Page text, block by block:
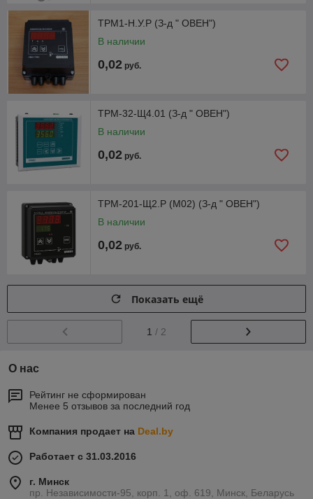
ТРМ1-Н.У.Р (З-д " ОВЕН")
В наличии
0,02 руб.
ТРМ-32-Щ4.01 (З-д " ОВЕН")
В наличии
0,02 руб.
ТРМ-201-Щ2.Р (М02) (З-д " ОВЕН")
В наличии
0,02 руб.
Показать ещё
1 / 2
О нас
Рейтинг не сформирован
Менее 5 отзывов за последний год
Компания продает на Deal.by
Работает с 31.03.2016
г. Минск
пр. Независимости-95, корп. 1, оф. 619, Минск, Беларусь